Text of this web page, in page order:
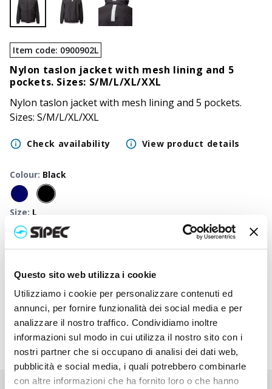
Questo sito web utilizza i cookie
Utilizziamo i cookie per personalizzare contenuti ed
annunci, per fornire funzionalità dei social media e per
analizzare il nostro traffico. Condividiamo inoltre
informazioni sul modo in cui utilizza il nostro sito con i
nostri partner che si occupano di analisi dei dati web,
pubblicità e social media, i quali potrebbero combinarle
con altre informazioni che ha fornito loro o che hanno
Item code: 0900902L
Nylon taslon jacket with mesh lining and 5
pockets. Sizes: S/M/L/XL/XXL
Nylon taslon jacket with mesh lining and 5 pockets.
Sizes: S/M/L/XL/XXL
Check availability View product details
Colour: Black
Size: L
Available: S -
50+ 100+ 250+ 500+ 1000+ 2500+
price
27,250 27,250 € 27,250
Printed
price
30,085€ 29,805€ 29,663€ 29,573€ 29,505€